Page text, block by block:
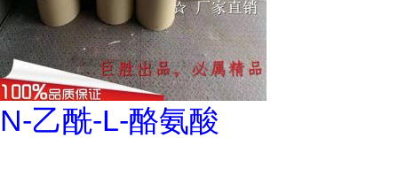
N-乙酰-L-酪氨酸